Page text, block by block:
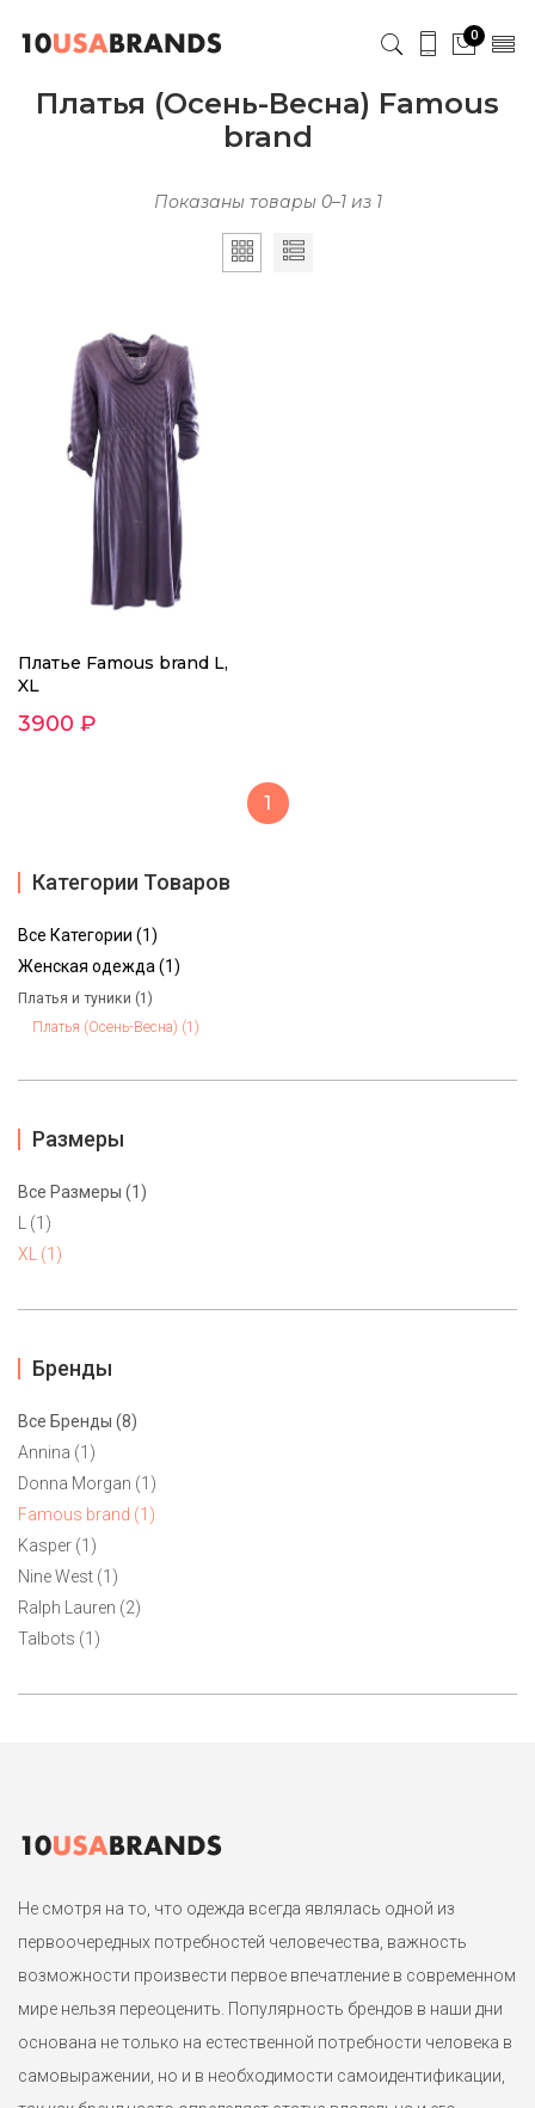
0
Платья (Осень-Весна) Famous
brand
Показаны товары 0–1 из 1
Платье Famous brand L,
XL
3900 ₽
1
Платье Famous brand L, XL
3900 ₽
Уютное трикотажное платье Famous brand. Натуральный
состав. Силуэт ампир с завышенной линией талии.
Маркировка американский L, но большемерит, потому на р. 48-
Категории Товаров
Все Категории (1)
Женская одежда (1)
Платья и туники (1)
Платья (Осень-Весна) (1)
Размеры
Все Размеры (1)
L (1)
XL (1)
Бренды
Все Бренды (8)
Annina (1)
Donna Morgan (1)
Famous brand (1)
Kasper (1)
Nine West (1)
Ralph Lauren (2)
Talbots (1)
Не смотря на то, что одежда всегда являлась одной из
первоочередных потребностей человечества, важность
возможности произвести первое впечатление в современном
мире нельзя переоценить. Популярность брендов в наши дни
основана не только на естественной потребности человека в
самовыражении, но и в необходимости самоидентификации,